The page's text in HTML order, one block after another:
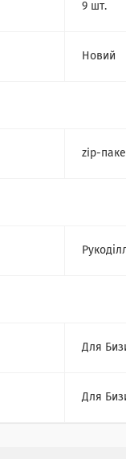
9 шт.
Новий
zip-
Для
Для